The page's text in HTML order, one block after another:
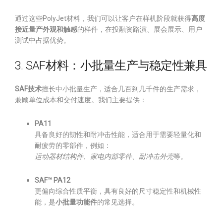
通过这些PolyJet材料，我们可以让客户在样机阶段就获得高度
接近量产外观和触感的样件，在投融资路演、展会展示、用户
测试中占据优势。
3. SAF材料：小批量生产与稳定性兼具
SAF技术擅长中小批量生产，适合几百到几千件的生产需求，
兼顾单位成本和交付速度。我们主要提供：
PA11
具备良好的韧性和耐冲击性能，适合用于需要轻量化和
耐疲劳的零部件，例如：
运动器材结构件、家电内部零件、耐冲击外壳等。
SAF™ PA12
更偏向综合性质平衡，具有良好的尺寸稳定性和机械性
能，是小批量功能件的常见选择。